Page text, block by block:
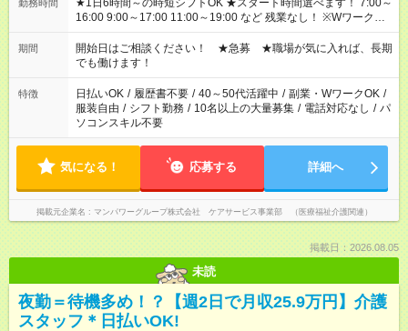
勤務時間
★1日6時間～の時短シフトOK ★スタート時間選べます！ 7:00～
16:00 9:00～17:00 11:00～19:00 など 残業なし！ ※Wワークの
場合、他のお仕事と合わせ週40時間超の就業はご案内できませ
ん ※法令に基づき、週20時間以上勤務は社会保険への加入対象
となります ※労働者派遣法（日雇い派遣の原則禁止）により、
短時間・短期間の就業はご案内が難しい場合があります
期間
開始日はご相談ください！ ★急募 ★職場が気に入れば、長期
でも働けます！
特徴 日払いOK / 履歴書不要 / 40～50代活躍中 / 副業・WワークOK /
服装自由 / シフト勤務 / 10名以上の大量募集 / 電話対応なし / パ
ソコンスキル不要
気になる！ 応募する 詳細へ
掲載元企業名 マンパワーグループ株式会社 ケアサービス事業部 （医療福祉介護関連）
掲載日：2026.08.05
未読
夜勤＝待機多め！？【週2日で月収25.9万円】介護
スタッフ＊日払いOK!